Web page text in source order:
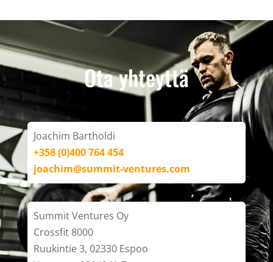
Ota yhteyttä
Joachim Bartholdi
+358 (0)400 764 454
joachim@summit-ventures.com
Summit Ventures Oy
Crossfit 8000
Ruukintie 3, 02330 Espoo